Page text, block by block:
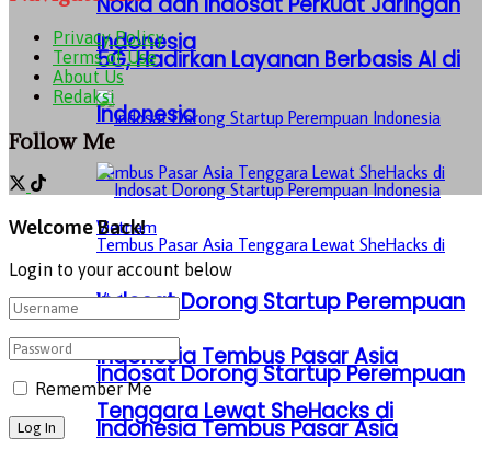
Indonesia
Indosat Dorong Startup Perempuan
Indonesia Tembus Pasar Asia
Tenggara Lewat SheHacks di
5G, Hadirkan Layanan Berbasis AI di
Indonesia
Indosat Dorong Startup Perempuan
Indonesia Tembus Pasar Asia
Privacy Policy
Terms of Use
About Us
Redaksi
Follow Me
Welcome Back!
Login to your account below
Remember Me